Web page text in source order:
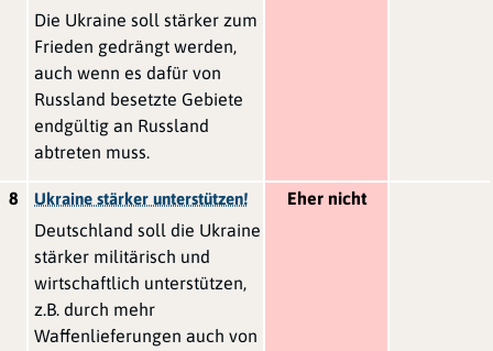
Die Ukraine soll stärker zum
Frieden gedrängt werden,
auch wenn es dafür von
Russland besetzte Gebiete
endgültig an Russland
abtreten muss.
8 Ukraine stärker unterstützen!
Deutschland soll die Ukraine
stärker militärisch und
wirtschaftlich unterstützen,
z.B. durch mehr
Waffenlieferungen auch von
Eher nicht